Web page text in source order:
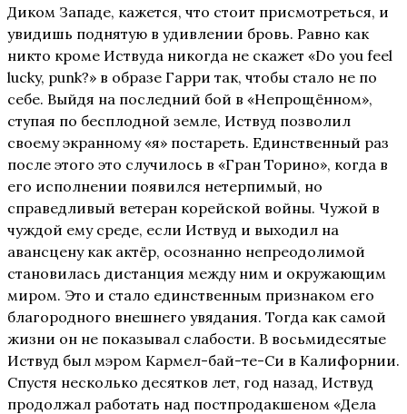
Диком Западе, кажется, что стоит присмотреться, и
увидишь поднятую в удивлении бровь. Равно как
никто кроме Иствуда никогда не скажет «Do you feel
lucky, punk?» в образе Гарри так, чтобы стало не по
себе. Выйдя на последний бой в «Непрощённом»,
ступая по бесплодной земле, Иствуд позволил
своему экранному «я» постареть. Единственный раз
после этого это случилось в «Гран Торино», когда в
его исполнении появился нетерпимый, но
справедливый ветеран корейской войны. Чужой в
чуждой ему среде, если Иствуд и выходил на
авансцену как актёр, осознанно непреодолимой
становилась дистанция между ним и окружающим
миром. Это и стало единственным признаком его
благородного внешнего увядания. Тогда как самой
жизни он не показывал слабости. В восьмидесятые
Иствуд был мэром Кармел-бай-те-Си в Калифорнии.
Спустя несколько десятков лет, год назад, Иствуд
продолжал работать над постпродакшеном «Дела